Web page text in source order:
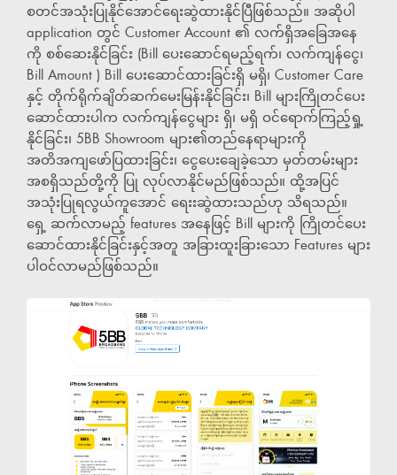
စတင်အသုံးပြုနိုင်အောင်ရေးဆွဲထားနိုင်ပြီဖြစ်သည်။ အဆိုပါ
application တွင် Customer Account ၏ လက်ရှိအခြေအနေ
ကို စစ်ဆေးနိုင်ခြင်း (Bill ပေးဆောင်ရမည့်ရက်၊ လက်ကျန်ငွေ၊
Bill Amount ) Bill ပေးဆောင်ထားခြင်းရှိ မရှိ၊ Customer Care
နှင့် တိုက်ရိုက်ချိတ်ဆက်မေးမြန်းနိုင်ခြင်း၊ Bill များကြိုတင်ပေး
ဆောင်ထားပါက လက်ကျန်ငွေများ ရှိ၊ မရှိ ဝင်ရောက်ကြည့်ရှု့
နိုင်ခြင်း၊ 5BB Showroom များ၏တည်နေရာများကို
အတိအကျဖော်ပြထားခြင်း၊ ငွေပေးချေခဲ့သော မှတ်တမ်းများ
အစရှိသည်တို့ကို ပြု လုပ်လာနိုင်မည်ဖြစ်သည်။ ထို့အပြင်
အသုံးပြုရလွယ်ကူအောင် ရေးးဆွဲထားသည်ဟု သိရသည်။
ရှေ့ ဆက်လာမည့် features အနေဖြင့် Bill များကို ကြိုတင်ပေး
ဆောင်ထားနိုင်ခြင်းနှင့်အတူ အခြားထူးခြားသော Features များ
ပါဝင်လာမည်ဖြစ်သည်။